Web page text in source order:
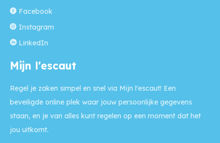
Facebook
Instagram
LinkedIn
Mijn l'escaut
Regel je zaken simpel en snel via Mijn l'escaut! Een
beveiligde online plek waar jouw persoonlijke gegevens
staan, en je van alles kunt regelen op een moment dat het
jou uitkomt.